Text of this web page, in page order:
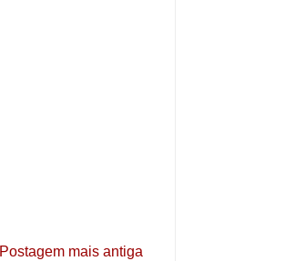
Postagem mais antiga